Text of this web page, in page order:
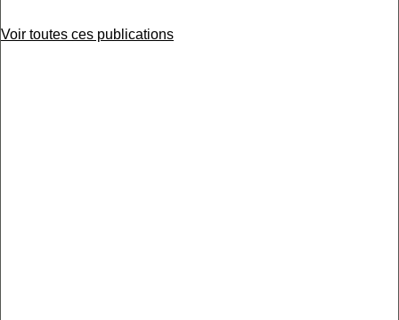
Voir toutes ces publications